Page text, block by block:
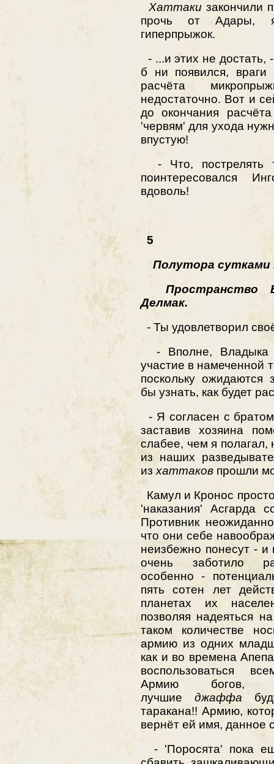
Хаттаки закончили
прочь от Адары,
гиперпрыжок.
- ...и этих не достать,
б ни появился,
расчёта
недостаточно. Вот и
до окончания
'червям' для ухода
впустую!
- Что, пострелять
поинтересовался
вдоволь!
5
Полутора сутками
Пространство
Делмак.
- Ты удовлетворил
- Вполне, Владыка
участие в намеченной
поскольку ожидаются
бы узнать, как будет
- Я согласен с
заставив хозяина
слабее, чем я полагал,
из наших
из хаттаков прошли
Камул и Кронос
'наказания' Асгарда
Противник
что они себе
неизбежно понесут -
очень заботило
особенно -
пять сотен лет
планетах их
позволяя надеяться
таком количестве
армию из одних
как и во времена
воспользоваться
Армию богов,
лучшиеджаффа
таракана!! Армию,
вернёт ей имя, данное
- 'Поросята' пока